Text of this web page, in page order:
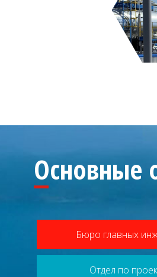
Основные
Бюро главных
Отдел по